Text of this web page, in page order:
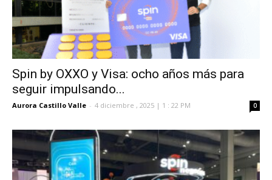
Spin by OXXO y Visa: ocho años más para
seguir impulsando...
Aurora Castillo Valle - 4 diciembre , 2025 | 1 : 22 PM 0